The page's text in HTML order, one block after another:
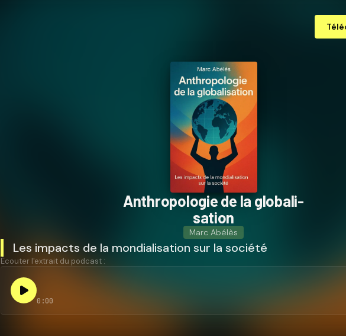
An­thro­po­lo­gie de la glo­ba­li­
sa­tion
Marc Abélès
Les impacts de la mondialisation sur la société
Écouter l'extrait du podcast :
0:00